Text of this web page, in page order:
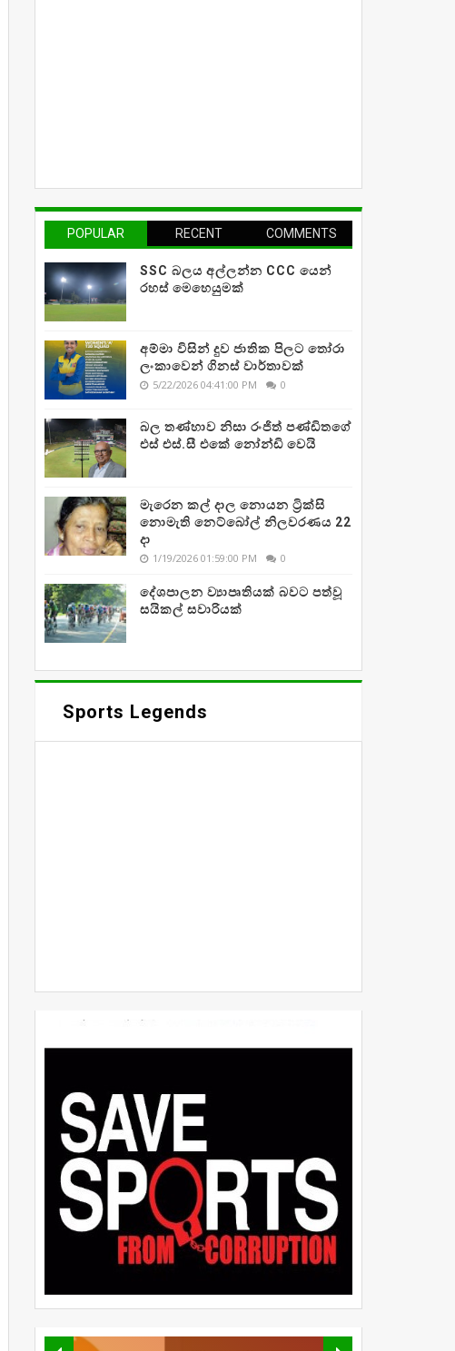
POPULAR RECENT COMMENTS
SSC බලය අල්ලන්න CCC යෙන්
රහස් මෙහෙයුමක්
අම්මා විසින් දුව ජාතික පිලට තෝරා
ලංකාවෙන් ගිනස් වාර්තාවක්
5/22/2026 04:41:00 PM 0
බල තණ්හාව නිසා රංජිත් පණ්ඩිතගේ
එස් එස්.සී එකේ නෝන්ඩි වෙයි
මැරෙන කල් දාල නොයන ට්‍රික්සි
නොමැති නෙට්බෝල් නිලවරණය 22
දා
1/19/2026 01:59:00 PM 0
දේශපාලන ව්‍යාපෘතියක් බවට පත්වූ
සයිකල් සවාරියක්
Sports Legends